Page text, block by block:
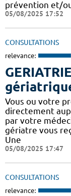
prévention et/
05/08/2025 17:52
CONSULTATIONS
relevance:
Vous ou votre
directement
par votre
gériatre vous
Une
05/08/2025 17:47
CONSULTATIONS
relevance: